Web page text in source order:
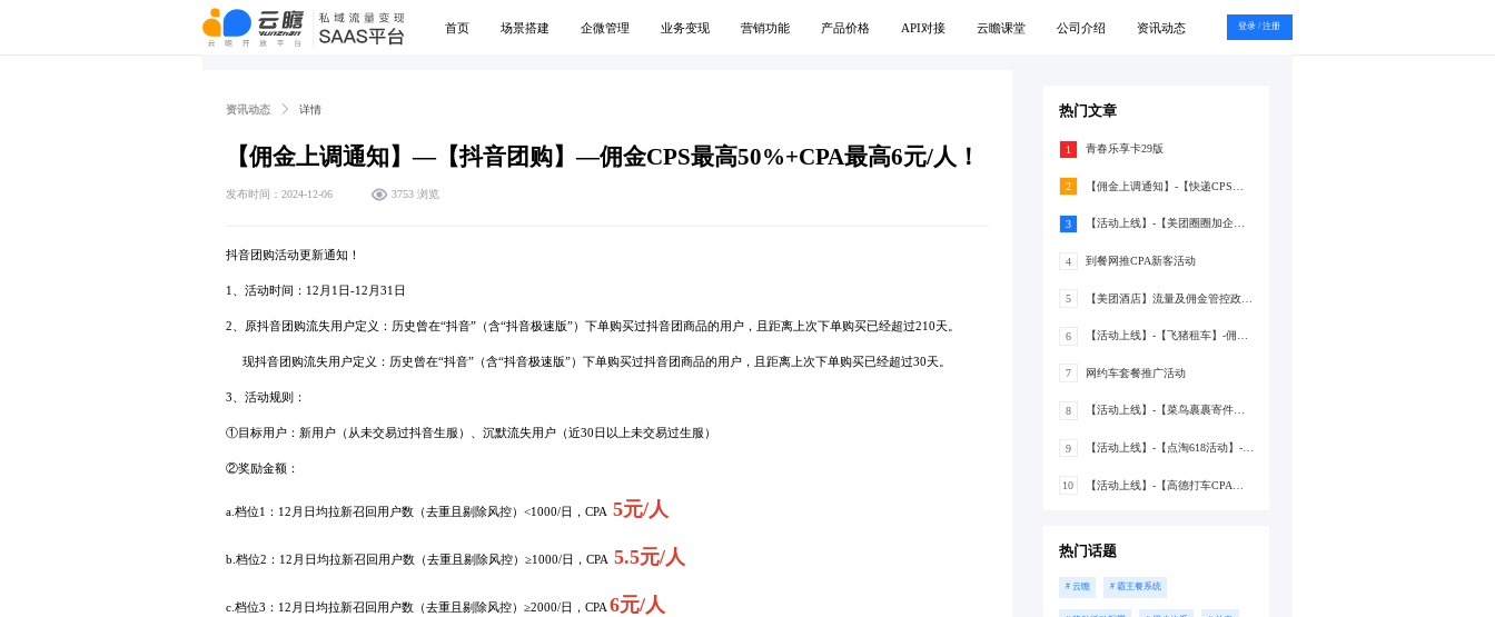
首页 场景搭建 企微管理 业务变现 营销功能 产品价格 API对接 云瞻课堂 公司介绍 资讯动态 登录 / 注册
资讯动态 详情
【佣金上调通知】—【抖音团购】—佣金CPS最高50%+CPA最高6元/人！
发布时间：2024-12-06 3753 浏览
抖音团购活动更新通知！
1、活动时间：12月1日-12月31日
2、原抖音团购流失用户定义：历史曾在“抖音”（含“抖音极速版”）下单购买过抖音团商品的用户，且距离上次下单购买已经超过210天。
现抖音团购流失用户定义：历史曾在“抖音”（含“抖音极速版”）下单购买过抖音团商品的用户，且距离上次下单购买已经超过30天。
3、活动规则：
①目标用户：新用户（从未交易过抖音生服）、沉默流失用户（近30日以上未交易过生服）
②奖励金额：
a.档位1：12月日均拉新召回用户数（去重且剔除风控）<1000/日，CPA 5元/人
b.档位2：12月日均拉新召回用户数（去重且剔除风控）≥1000/日，CPA 5.5元/人
c.档位3：12月日均拉新召回用户数（去重且剔除风控）≥2000/日，CPA 6元/人
热门文章
1 青春乐享卡29版
2
3 【活动上线】-【美团圈圈加企微群CPA推广】-佣金最高8元/人
4 到餐网推CPA新客活动
5 【美团酒店】流量及佣金管控政策调整通知‼
6
7 网约车套餐推广活动
8 【活动上线】-【菜鸟裹裹寄件】-佣金最高14%
9 【活动上线】-【点淘618活动】-佣金最高12元+2%
10
热门话题
# 云瞻 # 霸王餐系统